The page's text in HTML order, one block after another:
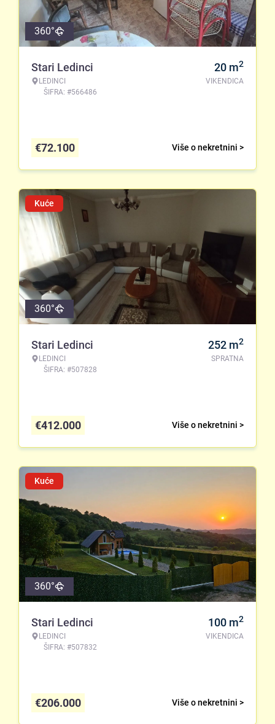
360°
Stari Ledinci
LEDINCI
ŠIFRA: #566486
20 m2
VIKENDICA
Više o nekretnini >
€72.100
Kuće
360°
Stari Ledinci
LEDINCI
ŠIFRA: #507828
252 m2
SPRATNA
Više o nekretnini >
€412.000
Kuće
360°
Stari Ledinci
LEDINCI
ŠIFRA: #507832
100 m2
VIKENDICA
Više o nekretnini >
€206.000